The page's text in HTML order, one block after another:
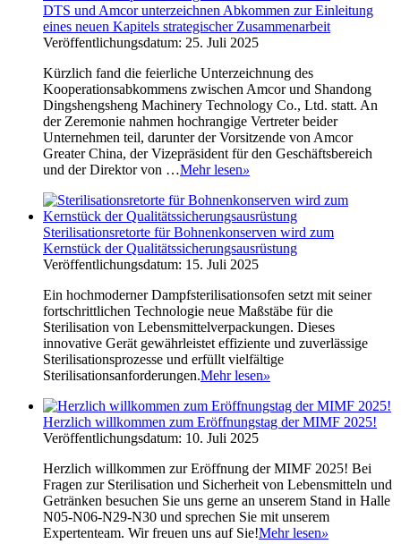
DTS und Amcor unterzeichnen Abkommen zur Einleitung
eines neuen Kapitels strategischer Zusammenarbeit
Veröffentlichungsdatum: 25. Juli 2025
Kürzlich fand die feierliche Unterzeichnung des
Kooperationsabkommens zwischen Amcor und Shandong
Dingshengsheng Machinery Technology Co., Ltd. statt. An
der Zeremonie nahmen hochrangige Vertreter beider
Unternehmen teil, darunter der Vorsitzende von Amcor
Greater China, der Vizepräsident für den Geschäftsbereich
und der Direktor von …Mehr lesen»
Sterilisationsretorte für Bohnenkonserven wird zum
Kernstück der Qualitätssicherungsausrüstung
Veröffentlichungsdatum: 15. Juli 2025
Ein hochmoderner Dampfsterilisationsofen setzt mit seiner
fortschrittlichen Technologie neue Maßstäbe für die
Sterilisation von Lebensmittelverpackungen. Dieses
innovative Gerät gewährleistet effiziente und zuverlässige
Sterilisationsprozesse und erfüllt vielfältige
Sterilisationsanforderungen.Mehr lesen»
Herzlich willkommen zum Eröffnungstag der MIMF 2025!
Veröffentlichungsdatum: 10. Juli 2025
Herzlich willkommen zur Eröffnung der MIMF 2025! Bei
Fragen zur Sterilisation und Sicherheit von Lebensmitteln und
Getränken besuchen Sie uns gerne an unserem Stand in Halle
N05-N06-N29-N30 und sprechen Sie mit unserem
Expertenteam. Wir freuen uns auf Sie!Mehr lesen»